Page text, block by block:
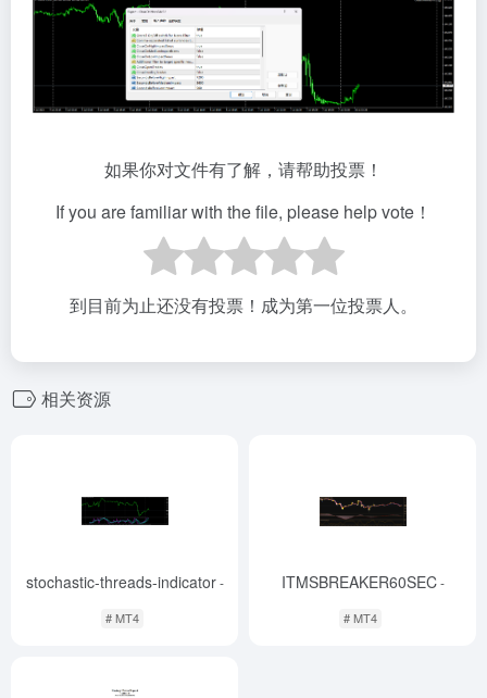
如果你对文件有了解，请帮助投票！
If you are familiar with the file, please help vote！
到目前为止还没有投票！成为第一位投票人。
相关资源
stochastic-threads-indicator-
# MT4
ITMSBREAKER60SEC-
# MT4